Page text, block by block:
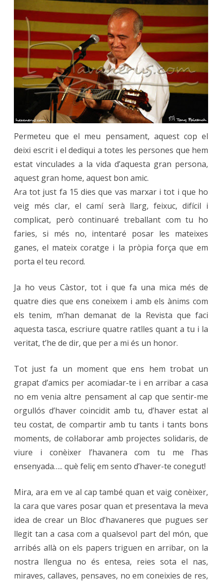
Permeteu que el meu pensament, aquest cop el
deixi escrit i el dediqui a totes les persones que hem
estat vinculades a la vida d’aquesta gran persona,
aquest gran home, aquest bon amic.
Ara tot just fa 15 dies que vas marxar i tot i que ho
veig més clar, el camí serà llarg, feixuc, difícil i
complicat, però continuaré treballant com tu ho
faries, si més no, intentaré posar les mateixes
ganes, el mateix coratge i la pròpia força que em
porta el teu record.
Ja ho veus Càstor, tot i que fa una mica més de
quatre dies que ens coneixem i amb els ànims com
els tenim, m’han demanat de la Revista que faci
aquesta tasca, escriure quatre ratlles quant a tu i la
veritat, t’he de dir, que per a mi és un honor.
Tot just fa un moment que ens hem trobat un
grapat d’amics per acomiadar-te i en arribar a casa
no em venia altre pensament al cap que sentir-me
orgullós d’haver coincidit amb tu, d’haver estat al
teu costat, de compartir amb tu tants i tants bons
moments, de col·laborar amb projectes solidaris, de
viure i conèixer l’havanera com tu me l’has
ensenyada….. què feliç em sento d’haver-te conegut!
Mira, ara em ve al cap també quan et vaig conèixer,
la cara que vares posar quan et presentava la meva
idea de crear un Bloc d’havaneres que pugues ser
llegit tan a casa com a qualsevol part del món, que
arribés allà on els papers triguen en arribar, on la
nostra llengua no és entesa, reies sota el nas,
miraves, callaves, pensaves, no em coneixies de res,